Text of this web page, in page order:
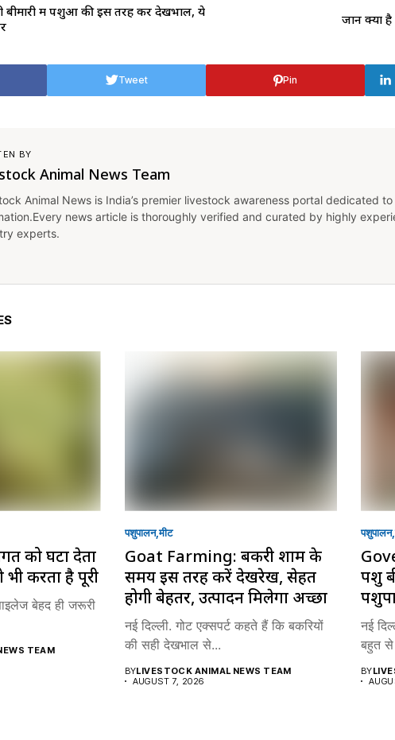
बीमारी में पशुओं की इस तरह करें देखभाल, ये
जानें क्या
Tweet Pin
BY
Animal News Team
Animal News is India’s premier livestock awareness portal dedicated
news article is thoroughly verified and curated by highly
experts.
को घटा देता
करता है पूरी
बेहद ही जरूरी
TEAM
पशुपालन मीट
Goat Farming: बकरी शाम के
समय इस तरह करें देखरेख, सेहत
होगी बेहतर, उत्पादन मिलेगा अच्छा
नई दिल्ली. गोट एक्सपर्ट कहते हैं कि बकरियों
की सही देखभाल से...
BYLIVESTOCK ANIMAL NEWS TEAM
AUGUST 7, 2026
पशुपालन
पशु
नई
बहुत से
BY